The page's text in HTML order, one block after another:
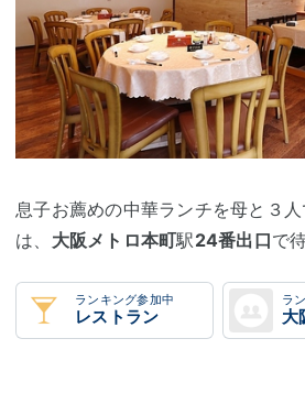
息子お薦めの中華ランチを母と３
は、 大阪メトロ本町駅24番出口で
ランキング参加中
レストラン
ラ
大